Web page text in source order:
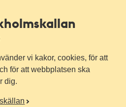
vi kakor, cookies, för att
för att webbplatsen ska
dig.